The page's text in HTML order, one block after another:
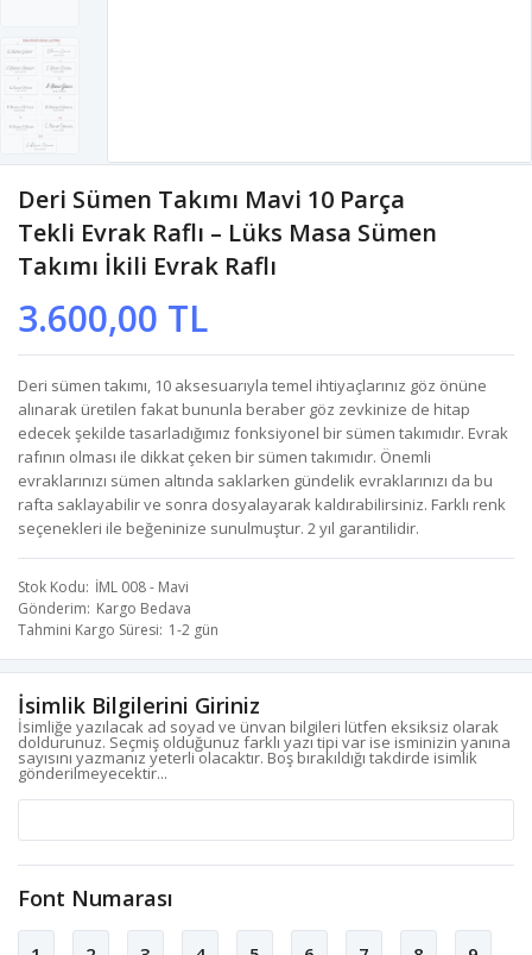
Deri Sümen Takımı Mavi 10 Parça
Tekli Evrak Raflı – Lüks Masa Sümen
Takımı İkili Evrak Raflı
3.600,00 TL
Deri sümen takımı, 10 aksesuarıyla temel ihtiyaçlarınız göz önüne
alınarak üretilen fakat bununla beraber göz zevkinize de hitap
edecek şekilde tasarladığımız fonksiyonel bir sümen takımıdır. Evrak
rafının olması ile dikkat çeken bir sümen takımıdır. Önemli
evraklarınızı sümen altında saklarken gündelik evraklarınızı da bu
rafta saklayabilir ve sonra dosyalayarak kaldırabilirsiniz. Farklı renk
seçenekleri ile beğeninize sunulmuştur. 2 yıl garantilidir.
Stok Kodu İML 008 - Mavi
Gönderim Kargo Bedava
Tahmini Kargo Süresi 1-2 gün
İsimlik Bilgilerini Giriniz
İsimliğe yazılacak ad soyad ve ünvan bilgileri lütfen eksiksiz olarak
doldurunuz. Seçmiş olduğunuz farklı yazı tipi var ise isminizin yanına
sayısını yazmanız yeterli olacaktır. Boş bırakıldığı takdirde isimlik
gönderilmeyecektir...
Font Numarası